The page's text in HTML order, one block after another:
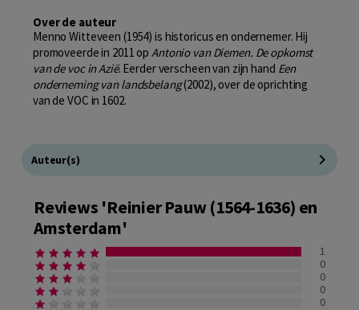
Over de auteur
Menno Witteveen (1954) is historicus en ondernemer. Hij
promoveerde in 2011 opAntonio van Diemen. De opkomst
van de voc in Azië. Eerder verscheen van zijn hand Een
onderneming van landsbelang(2002), over de oprichting
van de VOC in 1602.
Auteur(s)
Reviews 'Reinier Pauw (1564-1636) en
Amsterdam'
1
0
0
0
0